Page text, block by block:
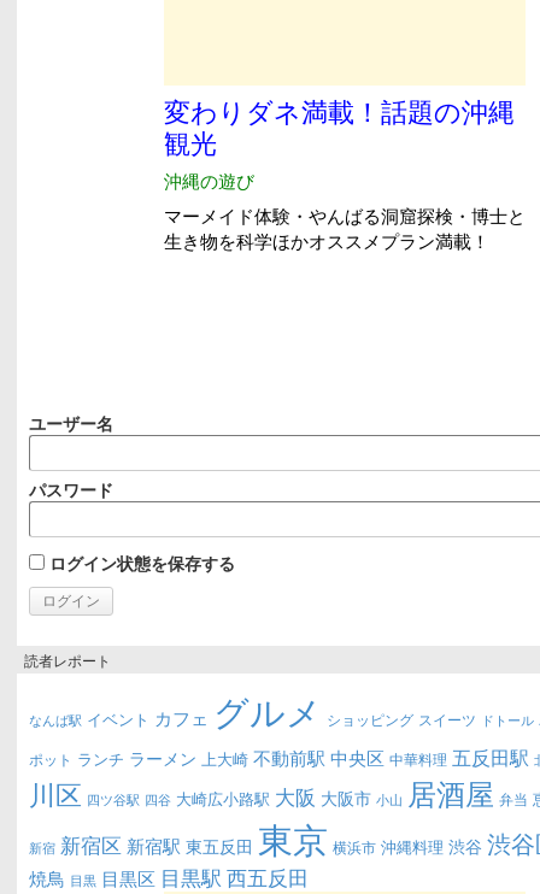
ユーザー名
パスワード
ログイン状態を保存する
読者レポート
なんば駅 イベント カフェ グルメ ショッピング スイーツ ドトール
ポット ランチ ラーメン 上大崎 不動前駅 中央区 中華料理 五反田駅
川区 四ツ谷駅 四谷 大崎広小路駅 大阪 大阪市 小山 居酒屋 弁当
新宿 新宿区 新宿駅 東五反田 東京 横浜市 沖縄料理 渋谷 渋
焼鳥 目黒 目黒区 目黒駅 西五反田